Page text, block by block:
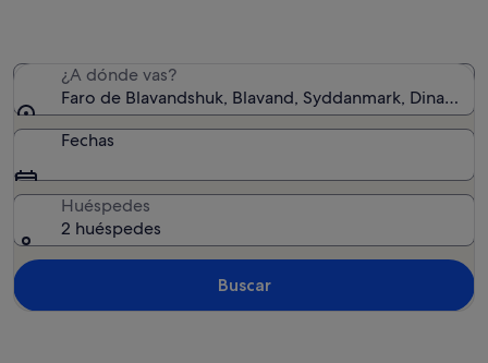
¿A dónde vas?
Faro de Blavandshuk, Blavand, Syddanmark,
Fechas
Huéspedes
2 huéspedes
Buscar